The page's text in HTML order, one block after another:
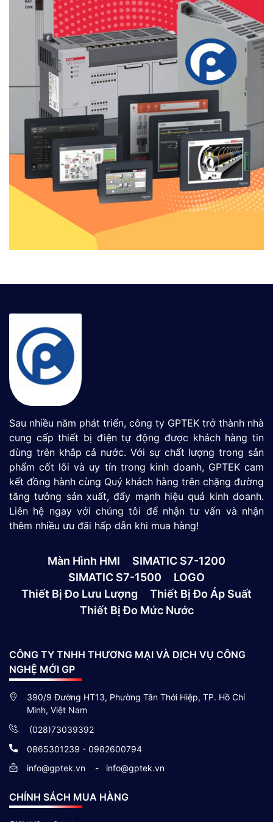
Sau nhiều năm phát triển, công ty GPTEK trở thành nhà
cung cấp thiết bị điện tự động được khách hàng tin
dùng trên khắp cả nước. Với sự chất lượng trong sản
phẩm cốt lõi và uy tín trong kinh doanh, GPTEK cam
kết đồng hành cùng Quý khách hàng trên chặng đường
tăng tưởng sản xuất, đẩy mạnh hiệu quả kinh doanh.
Liên hệ ngay với chúng tôi để nhận tư vấn và nhận
thêm nhiều ưu đãi hấp dẫn khi mua hàng!
Màn Hình HMI
SIMATIC S7-1200
SIMATIC S7-1500
LOGO
Thiết Bị Đo Lưu Lượng
Thiết Bị Đo Áp Suất
Thiết Bị Đo Mức Nước
CÔNG TY TNHH THƯƠNG MẠI VÀ DỊCH VỤ CÔNG
NGHỆ MỚI GP
390/9 Đường HT13, Phường Tân Thới Hiệp, TP. Hồ Chí
Minh, Việt Nam
(028)73039392
0865301239 - 0982600794
info@gptek.vn
- info@gptek.vn
CHÍNH SÁCH MUA HÀNG